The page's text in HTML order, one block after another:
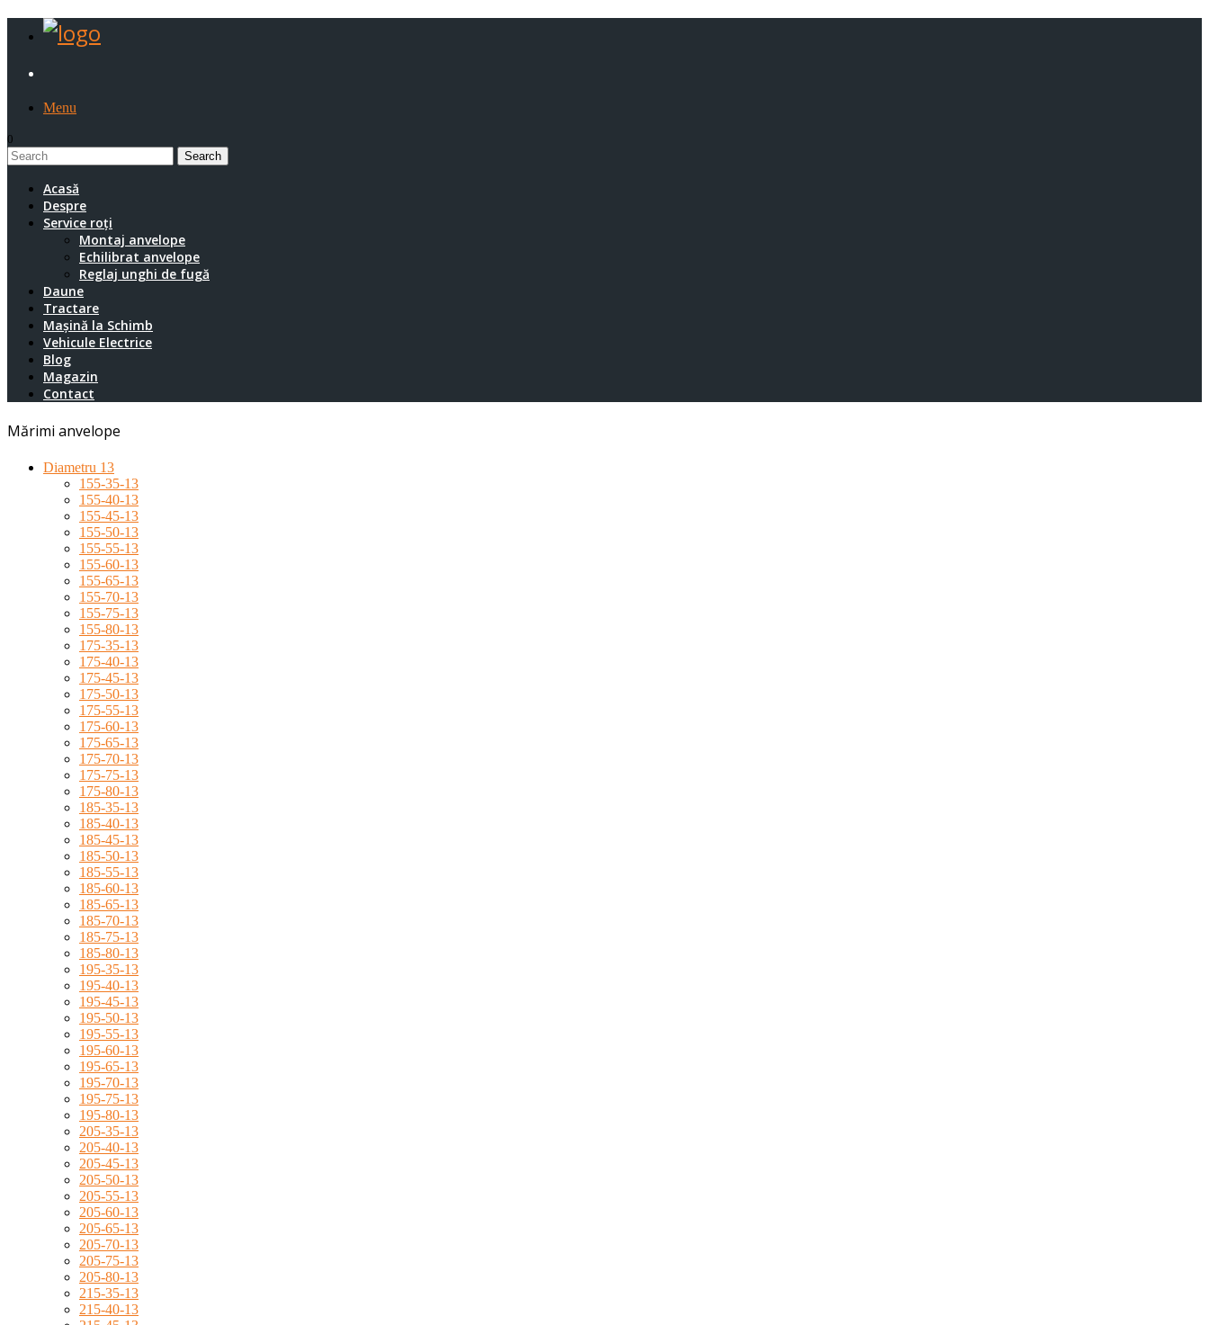
Menu
0
1
Acasă
Despre
Service roți
Montaj anvelope
Echilibrat anvelope
Reglaj unghi de fugă
Daune
Tractare
Mașină la Schimb
Vehicule Electrice
Blog
Magazin
Contact
Mărimi anvelope
Diametru 13
155-35-13
155-40-13
155-45-13
155-50-13
155-55-13
155-60-13
155-65-13
155-70-13
155-75-13
155-80-13
175-35-13
175-40-13
175-45-13
175-50-13
175-55-13
175-60-13
175-65-13
175-70-13
175-75-13
175-80-13
185-35-13
185-40-13
185-45-13
185-50-13
185-55-13
185-60-13
185-65-13
185-70-13
185-75-13
185-80-13
195-35-13
195-40-13
195-45-13
195-50-13
195-55-13
195-60-13
195-65-13
195-70-13
195-75-13
195-80-13
205-35-13
205-40-13
205-45-13
205-50-13
205-55-13
205-60-13
205-65-13
205-70-13
205-75-13
205-80-13
215-35-13
215-40-13